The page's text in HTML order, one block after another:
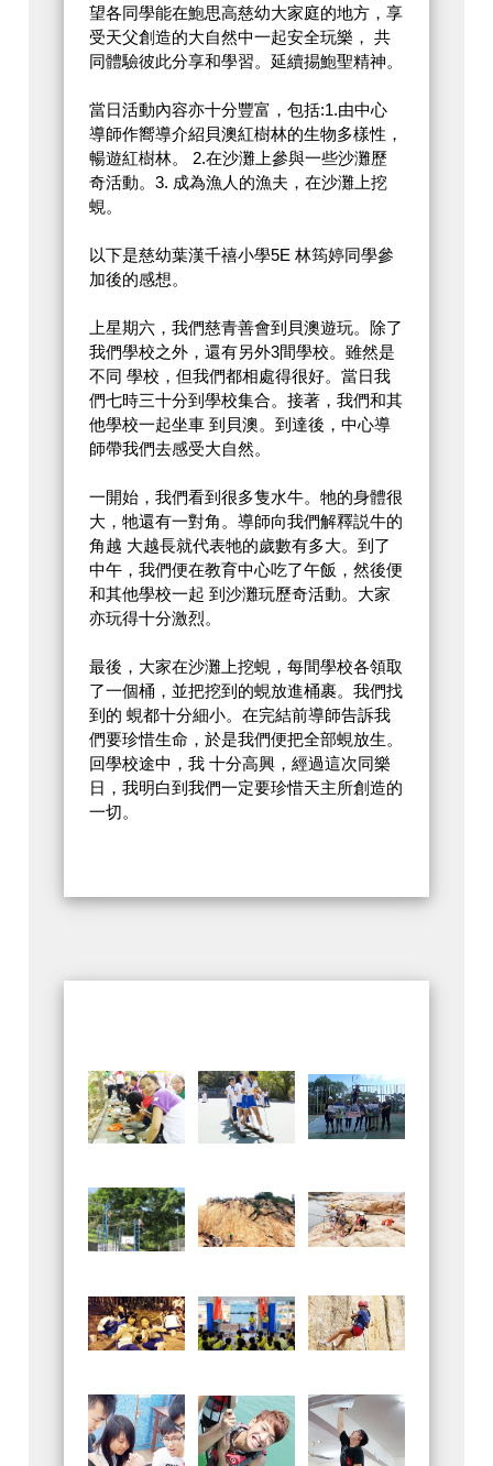
望各同學能在鮑思高慈幼大家庭的地方，享
受天父創造的大自然中一起安全玩樂， 共
同體驗彼此分享和學習。延續掦鮑聖精神。
當日活動內容亦十分豐富，包括:1.由中心
導師作嚮導介紹貝澳紅樹林的生物多樣性，
暢遊紅樹林。 2.在沙灘上參與一些沙灘歷
奇活動。3. 成為漁人的漁夫，在沙灘上挖
蜆。
以下是慈幼葉漢千禧小學5E 林筠婷同學參
加後的感想。
上星期六，我們慈青善會到貝澳遊玩。除了
我們學校之外，還有另外3間學校。雖然是
不同 學校，但我們都相處得很好。當日我
們七時三十分到學校集合。接著，我們和其
他學校一起坐車 到貝澳。到達後，中心導
師帶我們去感受大自然。
一開始，我們看到很多隻水牛。牠的身體很
大，牠還有一對角。導師向我們解釋説牛的
角越 大越長就代表牠的歲數有多大。到了
中午，我們便在教育中心吃了午飯，然後便
和其他學校一起 到沙灘玩歷奇活動。大家
亦玩得十分激烈。
最後，大家在沙灘上挖蜆，每間學校各領取
了一個桶，並把挖到的蜆放進桶裹。我們找
到的 蜆都十分細小。在完結前導師告訴我
們要珍惜生命，於是我們便把全部蜆放生。
回學校途中，我 十分高興，經過這次同樂
日，我明白到我們一定要珍惜天主所創造的
一切。